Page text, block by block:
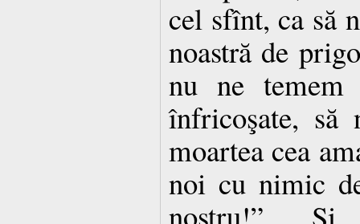
cel sfînt, ca să
noastră de
nu ne
înfricoşate, să
moartea cea
noi cu nimic
nostru!” Şi